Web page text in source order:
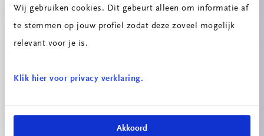
Wij gebruiken cookies. Dit gebeurt alleen om informatie af
te stemmen op jouw profiel zodat deze zoveel mogelijk
relevant voor je is.
Klik hier voor privacy verklaring.
Akkoord